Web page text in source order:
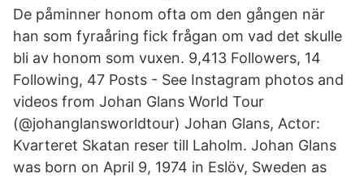
De påminner honom ofta om den gången när
han som fyraåring fick frågan om vad det skulle
bli av honom som vuxen. 9,413 Followers, 14
Following, 47 Posts - See Instagram photos and
videos from Johan Glans World Tour
(@johanglansworldtour) Johan Glans, Actor:
Kvarteret Skatan reser till Laholm. Johan Glans
was born on April 9, 1974 in Eslöv, Sweden as